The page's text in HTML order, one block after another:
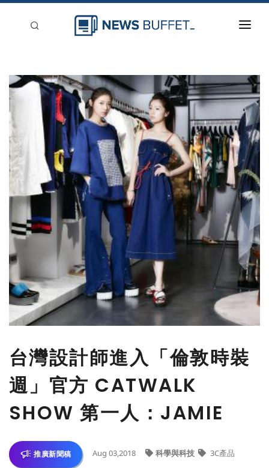
新聞稿分類
登入
刊登
台灣設計師進入「倫敦時裝
週」官方 CATWALK
SHOW 第一人：JAMIE
推廣新聞稿 Aug 03,2018 科學與科技 3C產品